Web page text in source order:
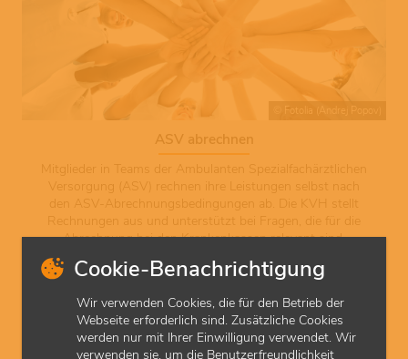
Cookie-Benachrichtigung
Wir verwenden Cookies, die für den Betrieb der
Webseite erforderlich sind. Zusätzliche Cookies
werden nur mit Ihrer Einwilligung verwendet. Wir
verwenden sie, um die Benutzerfreundlichkeit
© Fotolia (Andrej Popov)
ASV abrechnen
Mitglieder in Teams der Ambulanten Spezialfachärztlichen
Versorgung (ASV) rechnen ihre Leistungen selbst nach
den ASV-Abrechnungsbedingungen ab. Die KVH stellt
Rechnungen aus und unterstützt bei Fragen, die für die
Abrechnung bei den Krankenkassen relevant sind.